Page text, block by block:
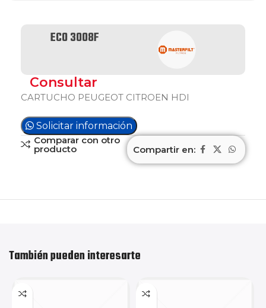
ECO 3008F
Consultar
CARTUCHO PEUGEOT CITROEN HDI
Solicitar información
Comparar con otro
producto Compartir en:
También pueden interesarte